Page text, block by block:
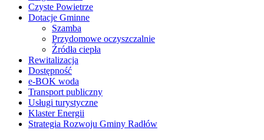
Czyste Powietrze
Dotacje Gminne
Szamba
Przydomowe oczyszczalnie
Źródła ciepła
Rewitalizacja
Dostępność
e-BOK woda
Transport publiczny
Usługi turystyczne
Klaster Energii
Strategia Rozwoju Gminy Radłów